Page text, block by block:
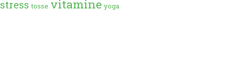
stress tosse vitamine yoga